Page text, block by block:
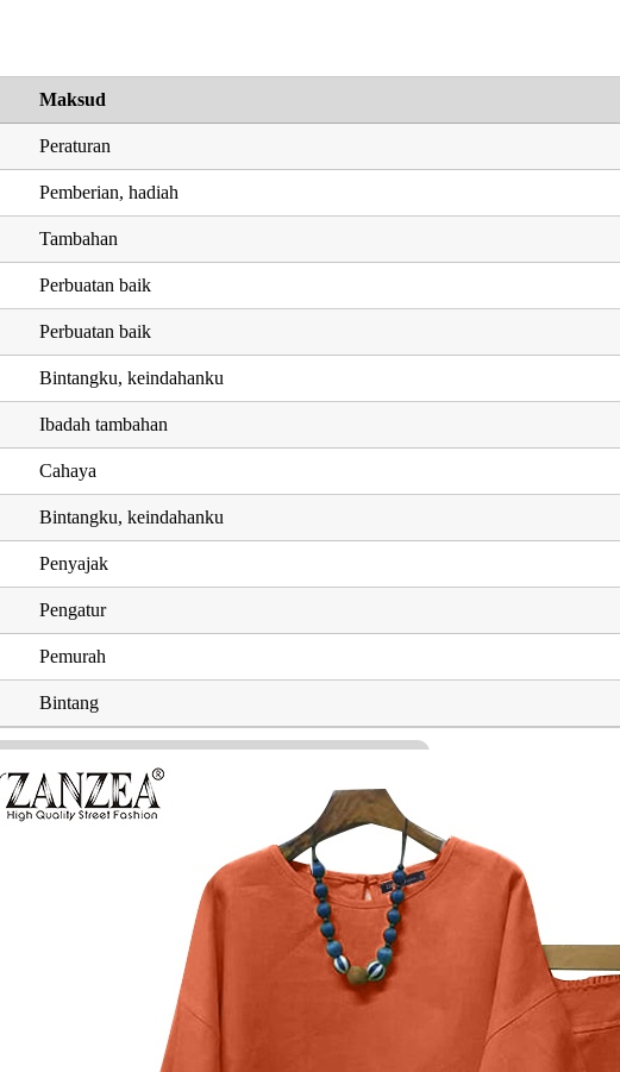
Maksud
Peraturan
Pemberian, hadiah
Tambahan
Perbuatan baik
Perbuatan baik
Bintangku, keindahanku
Ibadah tambahan
Cahaya
Bintangku, keindahanku
Penyajak
Pengatur
Pemurah
Bintang